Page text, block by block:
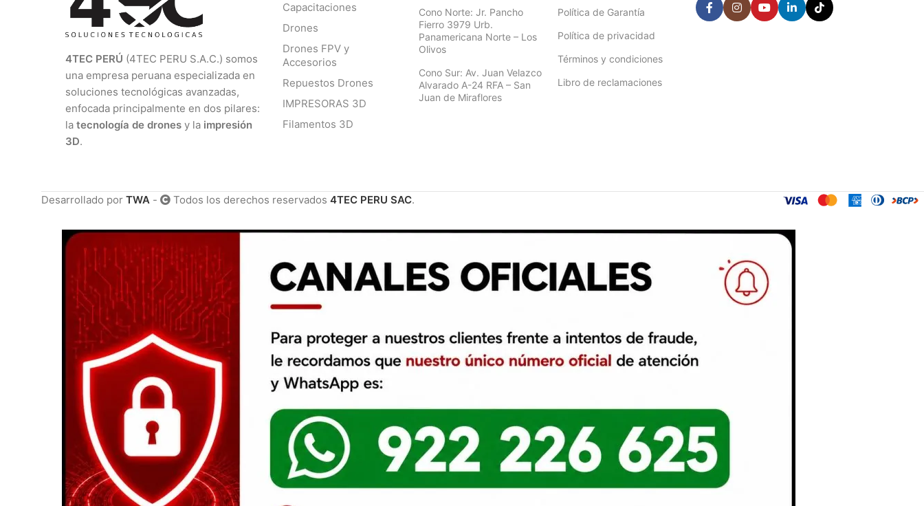
4TEC PERÚ (4TEC PERU S.A.C.) somos
una empresa peruana especializada en
soluciones tecnológicas avanzadas,
enfocada principalmente en dos pilares:
la tecnología de drones y la impresión
3D.
Capacitaciones
Drones
Drones FPV y
Accesorios
Repuestos Drones
IMPRESORAS 3D
Filamentos 3D
Cono Norte: Jr. Pancho
Fierro 3979 Urb.
Panamericana Norte – Los
Olivos
Cono Sur: Av. Juan Velazco
Alvarado A-24 RFA – San
Juan de Miraflores
Política de Garantía
Política de privacidad
Términos y condiciones
Libro de reclamaciones
Desarrollado por TWA - Todos los derechos reservados 4TEC PERU SAC.